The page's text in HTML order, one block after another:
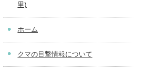
里)
ホーム
クマの目撃情報について